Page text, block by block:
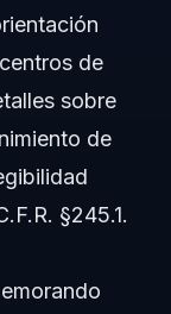
de
sobre
de
§245.1.